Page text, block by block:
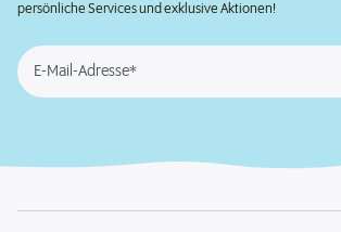
persönliche Services und exklusive Aktionen!
E-Mail-Adresse*